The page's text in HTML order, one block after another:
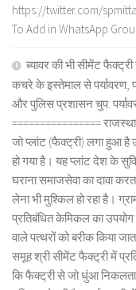
https://twitter.com/
To Add in WhatsApp
ब्यावर की भी सीमेंट
कचरे के इस्तेमाल से पर्यावरण,
और पुलिस प्रशासन चुप:
================
जो प्लांट (फैक्ट्री) लगा हुआ
हो गया है। यह प्लांट देश के
घराना समाजसेवा का दावा
लेना भी मुश्किल हो रहा है।
प्रतिबंधित केमिकल का
वाले पत्थरों को बरीक किया
समूह श्री सीमेंट फैक्ट्री में
कि फैक्ट्री से जो धुंआ